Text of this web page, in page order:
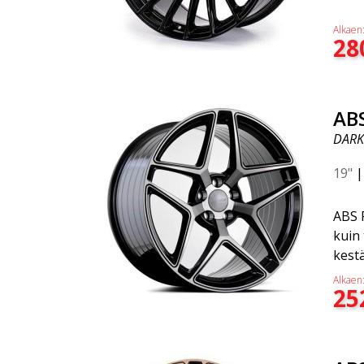
että
Alkaen:
19" |
ABS
kuin
joka
F16
Alkaen: